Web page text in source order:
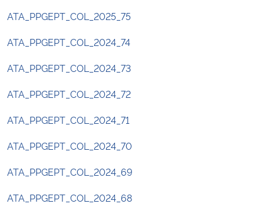
ATA_PPGEPT_COL_2025_75
ATA_PPGEPT_COL_2024_74
ATA_PPGEPT_COL_2024_73
ATA_PPGEPT_COL_2024_72
ATA_PPGEPT_COL_2024_71
ATA_PPGEPT_COL_2024_70
ATA_PPGEPT_COL_2024_69
ATA_PPGEPT_COL_2024_68